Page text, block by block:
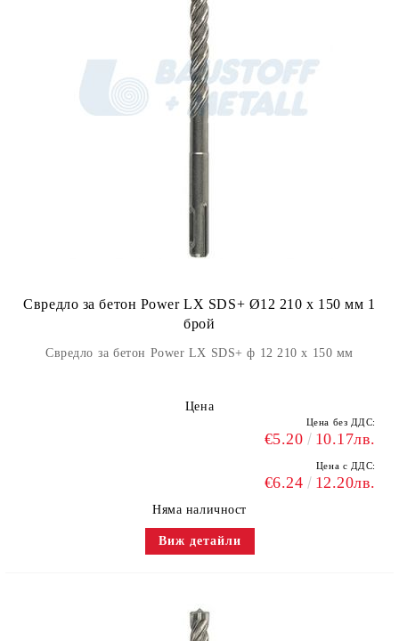
Свредло за бетон Power LX SDS+ Ø12 210 x 150 мм 1
брой
Свредло за бетон Power LX SDS+ ф 12 210 x 150 мм
Цена
Цена без ДДС:
€5.20 10.17лв.
Цена с ДДС:
€6.24 12.20лв.
Няма наличност
Виж детайли